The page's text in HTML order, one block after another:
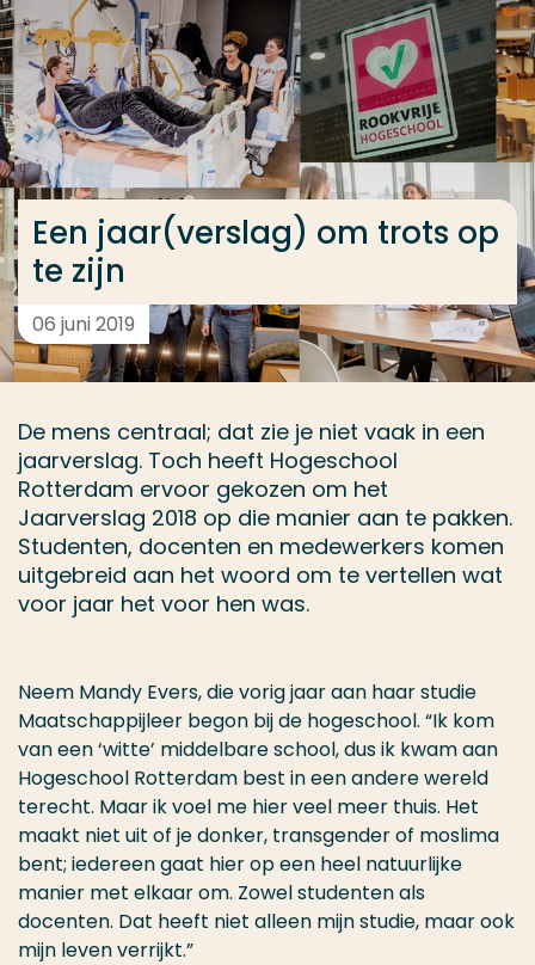
Ga direct naar de content
... > Een jaar(verslag) om trots op te zijn
Een jaar(verslag) om trots op
te zijn
06 juni 2019
De mens centraal; dat zie je niet vaak in een
jaarverslag. Toch heeft Hogeschool
Rotterdam ervoor gekozen om het
Jaarverslag 2018 op die manier aan te pakken.
Studenten, docenten en medewerkers komen
uitgebreid aan het woord om te vertellen wat
voor jaar het voor hen was.
Neem Mandy Evers, die vorig jaar aan haar studie
Maatschappijleer begon bij de hogeschool. “Ik kom
van een ‘witte’ middelbare school, dus ik kwam aan
Hogeschool Rotterdam best in een andere wereld
terecht. Maar ik voel me hier veel meer thuis. Het
maakt niet uit of je donker, transgender of moslima
bent; iedereen gaat hier op een heel natuurlijke
manier met elkaar om. Zowel studenten als
docenten. Dat heeft niet alleen mijn studie, maar ook
mijn leven verrijkt.”
Veel gezocht
Opleiding
Contact